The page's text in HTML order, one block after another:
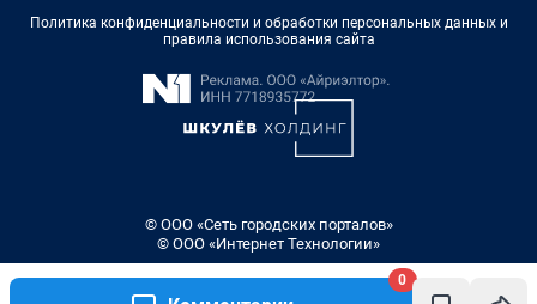
0
Политика конфиденциальности и обработки персональных данных и
правила использования сайта
© ООО «Сеть городских порталов»
© ООО «Интернет Технологии»